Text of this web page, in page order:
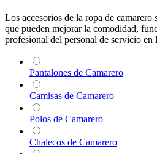
Los accesorios de la ropa de camarero
que pueden mejorar la comodidad,
profesional del personal de servicio en
Pantalones de Camarero
Camisas de Camarero
Polos de Camarero
Chalecos de Camarero